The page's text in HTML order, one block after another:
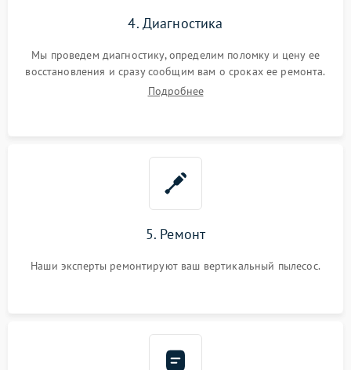
4. Диагностика
Мы проведем диагностику, определим поломку и цену ее
восстановления и сразу сообщим вам о сроках ее ремонта.
Подробнее
5. Ремонт
Наши эксперты ремонтируют ваш вертикальный пылесос.